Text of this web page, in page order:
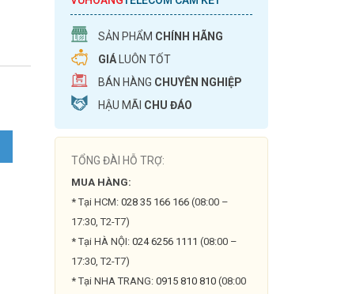
SẢN PHẨM CHÍNH HÃNG
GIÁ LUÔN TỐT
BÁN HÀNG CHUYÊN NGHIỆP
HẬU MÃI CHU ĐÁO
TỔNG ĐÀI HỖ TRỢ:
MUA HÀNG:
* Tại HCM: 028 35 166 166 (08:00 –
17:30, T2-T7)
* Tại HÀ NỘI: 024 6256 1111 (08:00 –
17:30, T2-T7)
* Tại NHA TRANG: 0915 810 810 (08:00